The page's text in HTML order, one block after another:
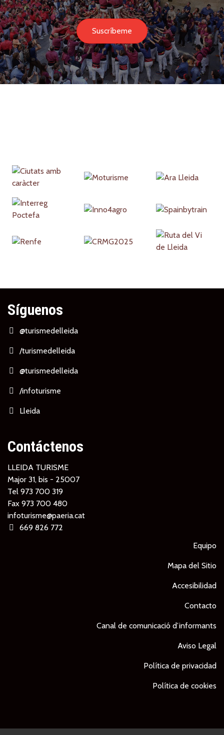
Suscríbeme
Partners
Síguenos
@turismedelleida
/turismedelleida
@turismedelleida
/infoturisme
Lleida
Contáctenos
LLEIDA TURISME
Major 31, bis - 25007
Tel 973 700 319
Fax 973 700 480
infoturisme@paeria.cat
669 826 772
Equipo
Mapa del Sitio
Accesibilidad
Contacto
Canal de comunicació d’informants
Aviso Legal
Política de privacidad
Política de cookies